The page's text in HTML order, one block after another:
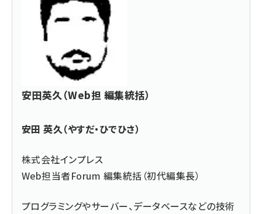
安田英久（Web担 編集統括）
安田 英久（やすだ・ひでひさ）
株式会社インプレス
Web担当者Forum 編集統括（初代編集長）
プログラミングやサーバー、データベースなどの技術